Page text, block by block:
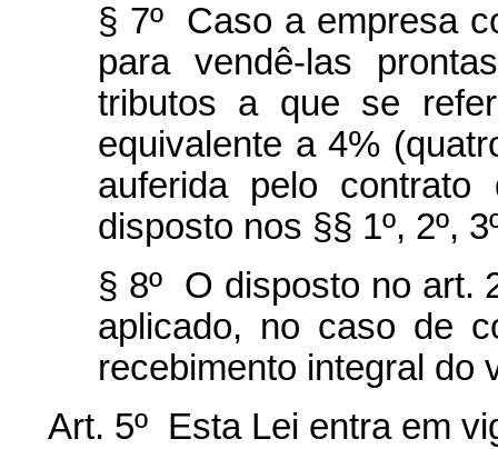
§ 7º Caso a empresa
para vendê-las
tributos a que se
equivalente a 4%
auferida pelo contrato
disposto nos §§ 1º, 2º,
§ 8º O disposto no art.
aplicado, no caso de
recebimento integral do
Art. 5º Esta Lei entra em